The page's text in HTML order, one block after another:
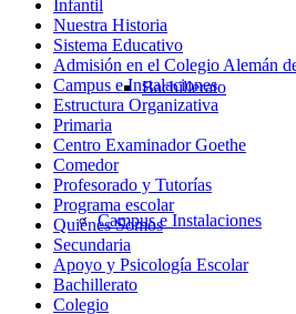
Bachillerato
Campus e Instalaciones
Infantil
Nuestra Historia
Sistema Educativo
Admisión en el Colegio Alemán
Campus e Instalaciones
Estructura Organizativa
Primaria
Centro Examinador Goethe
Comedor
Profesorado y Tutorías
Programa escolar
Quiénes Somos
Secundaria
Apoyo y Psicología Escolar
Bachillerato
Colegio